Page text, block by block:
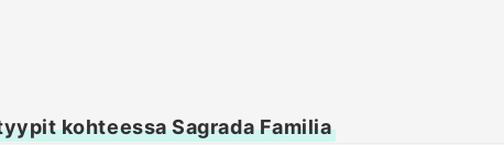
kohteessa Sagrada Familia